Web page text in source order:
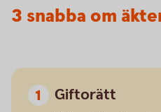
3 snabba om
Giftorätt